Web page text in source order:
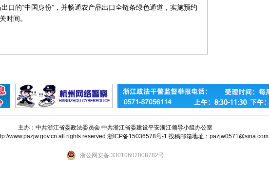
口的“中国身份”，并畅通农产品出口全链条绿色通道，实施预约
时间。
主办：中共浙江省委政法委员会 中共浙江省委建设平安浙江领导小组办公室
www.pazjw.gov.cn all rights reserved 浙ICP备15036578号-1 投稿邮箱地址：pazjw0571@sina.com
浙公网安备 33010602008782号